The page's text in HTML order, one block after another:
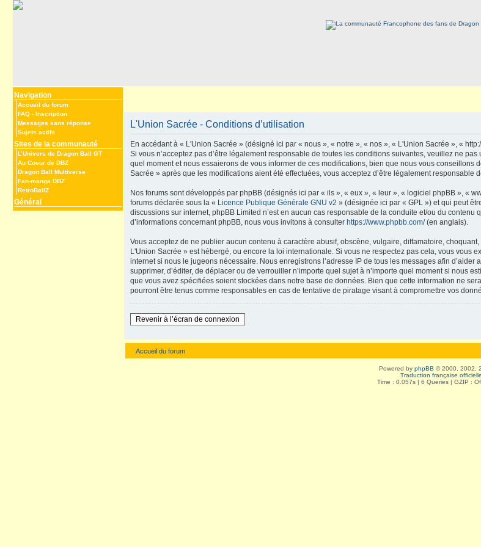
Navigation
Accueil du forum
FAQ - Inscription
Messages sans réponse
Sujets actifs
Sites de la communauté
L’Univers de Dragon Ball GT
Au Coeur de DBZ
Dragon Ball Multiverse
Fan-manga DBZ
RetroBallZ
Général
L'Union Sacrée - Conditions d’utilisation
En accédant à « L'Union Sacrée » (désigné ici par « nous », « notre », « nos », « L'Union Sacrée », «
Si vous n’acceptez pas d’être légalement responsable de toutes les conditions suivantes, veuillez ne
quel moment et nous essaierons de vous informer de ces modifications, bien que nous vous
Sacrée » après que les modifications aient été effectuées, vous acceptez d’être légalement responsable
Nos forums sont développés par phpBB (désignés ici par « ils », « eux », « leur », « logiciel phpBB », «
forums déclarée sous la « Licence Publique Générale GNU v2 » (désignée ici par « GPL ») et qui peut
discussions sur internet, phpBB Limited n’est en aucun cas responsable de la conduite et/ou du
d’informations concernant phpBB, nous vous invitons à consulter https://www.phpbb.com/(en anglais).
Vous acceptez de ne publier aucun contenu à caractère abusif, obscène, vulgaire, diffamatoire,
L'Union Sacrée » est hébergé, ou encore la loi internationale. Si vous ne respectez pas cela, vous vous
internet si nous le jugeons nécessaire. Nous enregistrons l’adresse IP de tous les messages afin
supprimer, d’éditer, de déplacer ou de verrouiller n’importe quel sujet à n’importe quel moment si nous
que vous avez spécifiées soient stockées dans notre base de données. Bien que cette information ne
pourront être tenus comme responsables en cas de tentative de piratage visant à compromettre vos
Revenir à l’écran de connexion
Accueil du forum
Powered by phpBB © 2000, 2002,
Traduction française officielle
Time : 0.057s | 6 Queries | GZIP :